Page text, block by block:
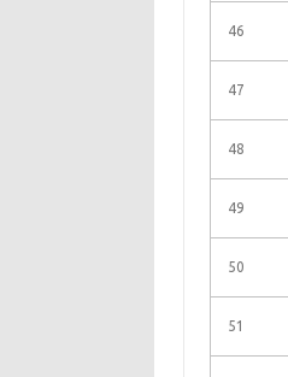
46
47
48
49
50
51